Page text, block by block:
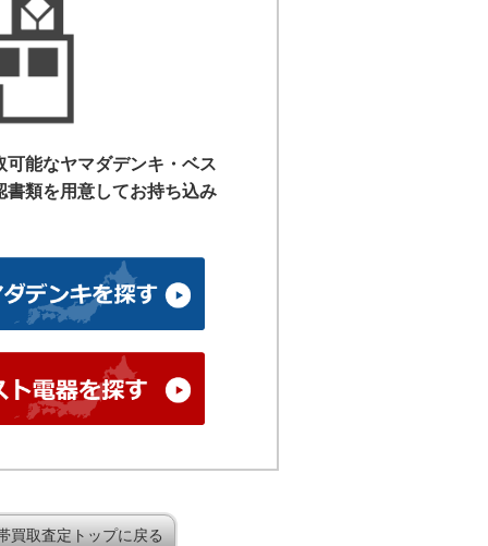
能なヤマダデンキ・ベス
書類を用意してお持ち込み
買取査定トップに戻る